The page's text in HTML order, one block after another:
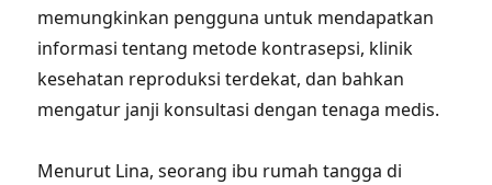
memungkinkan pengguna untuk mendapatkan
informasi tentang metode kontrasepsi, klinik
kesehatan reproduksi terdekat, dan bahkan
mengatur janji konsultasi dengan tenaga medis.
Menurut Lina, seorang ibu rumah tangga di